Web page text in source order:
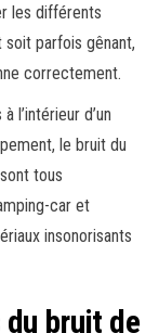
les différents
soit parfois gênant,
correctement.
l’intérieur d’un
le bruit du
tous
car et
insonorisants
bruit de